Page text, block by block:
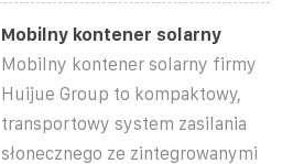
Mobilny kontener solarny
Mobilny kontener solarny firmy
Huijue Group to kompaktowy,
transportowy system zasilania
słonecznego ze zintegrowanymi